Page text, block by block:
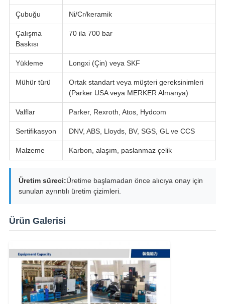
Çubuğu Ni/Cr/keramik
Çalışma
Baskısı
70 ila 700 bar
Yükleme Longxi (Çin) veya SKF
Mühür türü
Ortak standart veya müşteri gereksinimleri
(Parker USA veya MERKER Almanya)
Valflar Parker, Rexroth, Atos, Hydcom
Sertifikasyon DNV, ABS, Lloyds, BV, SGS, GL ve CCS
Malzeme Karbon, alaşım, paslanmaz çelik
Üretim süreci:Üretime başlamadan önce alıcıya onay için
sunulan ayrıntılı üretim çizimleri.
Ürün Galerisi